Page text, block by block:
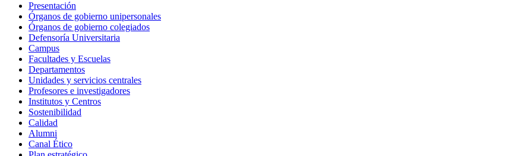
Presentación
Órganos de gobierno unipersonales
Órganos de gobierno colegiados
Defensoría Universitaria
Campus
Facultades y Escuelas
Departamentos
Unidades y servicios centrales
Profesores e investigadores
Institutos y Centros
Sostenibilidad
Calidad
Alumni
Canal Ético